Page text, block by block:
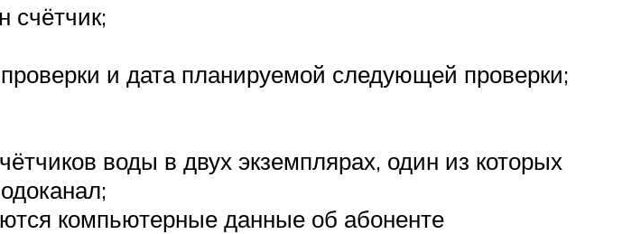
счётчик;
и дата планируемой следующей проверки;
воды в двух экземплярах, один из которых
компьютерные данные об абоненте